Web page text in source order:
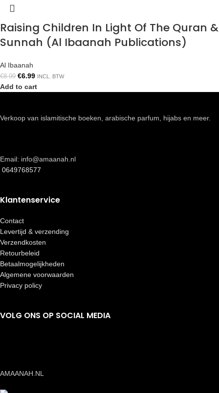
Raising Children In Light Of The Quran &
Sunnah (Al Ibaanah Publications)
Al Ibaanah
€8.99 €6.99 INCL. BTW
Add to cart
Verkoop van islamitische boeken, arabische parfum, hijabs en meer.
Email: info@amaanah.nl
0649768577
Klantenservice
Contact
Levertijd & verzending
Verzendkosten
Retourbeleid
Betaalmogelijkheden
Algemene voorwaarden
Privacy policy
VOLG ONS OP SOCIAL MEDIA
AMAANAH.NL